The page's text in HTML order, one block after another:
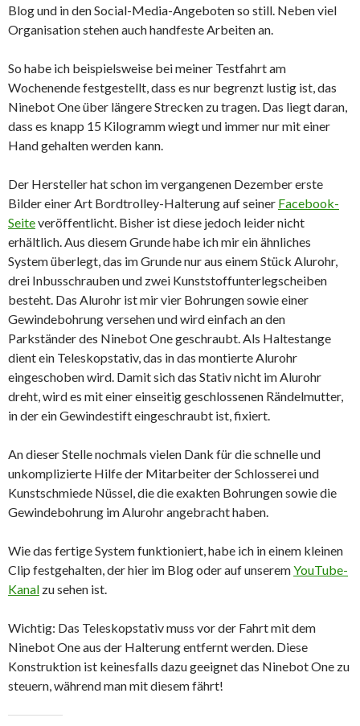
Blog und in den Social-Media-Angeboten so still. Neben viel
Organisation stehen auch handfeste Arbeiten an.
So habe ich beispielsweise bei meiner Testfahrt am
Wochenende festgestellt, dass es nur begrenzt lustig ist, das
Ninebot One über längere Strecken zu tragen. Das liegt daran,
dass es knapp 15 Kilogramm wiegt und immer nur mit einer
Hand gehalten werden kann.
Der Hersteller hat schon im vergangenen Dezember erste
Bilder einer Art Bordtrolley-Halterung auf seiner Facebook-
Seiteveröffentlicht. Bisher ist diese jedoch leider nicht
erhältlich. Aus diesem Grunde habe ich mir ein ähnliches
System überlegt, das im Grunde nur aus einem Stück Alurohr,
drei Inbusschrauben und zwei Kunststoffunterlegscheiben
besteht. Das Alurohr ist mir vier Bohrungen sowie einer
Gewindebohrung versehen und wird einfach an den
Parkständer des Ninebot One geschraubt. Als Haltestange
dient ein Teleskopstativ, das in das montierte Alurohr
eingeschoben wird. Damit sich das Stativ nicht im Alurohr
dreht, wird es mit einer einseitig geschlossenen Rändelmutter,
in der ein Gewindestift eingeschraubt ist, fixiert.
An dieser Stelle nochmals vielen Dank für die schnelle und
unkomplizierte Hilfe der Mitarbeiter der Schlosserei und
Kunstschmiede Nüssel, die die exakten Bohrungen sowie die
Gewindebohrung im Alurohr angebracht haben.
Wie das fertige System funktioniert, habe ich in einem kleinen
Clip festgehalten, der hier im Blog oder auf unseremYouTube-
Kanal zu sehen ist.
Wichtig: Das Teleskopstativ muss vor der Fahrt mit dem
Ninebot One aus der Halterung entfernt werden. Diese
Konstruktion ist keinesfalls dazu geeignet das Ninebot One zu
steuern, während man mit diesem fährt!